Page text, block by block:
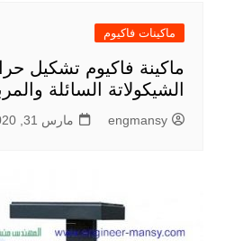
ماكينات فاكيوم
ماكينة فاكيوم تشكيل
الشيكولاتة السائلة
engmansy مارس 31, 2020